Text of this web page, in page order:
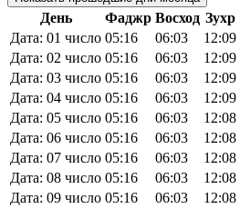
День Фаджр Восход Зухр
Дата: 01 число 05:16 06:03 12:09
Дата: 02 число 05:16 06:03 12:09
Дата: 03 число 05:16 06:03 12:09
Дата: 04 число 05:16 06:03 12:09
Дата: 05 число 05:16 06:03 12:08
Дата: 06 число 05:16 06:03 12:08
Дата: 07 число 05:16 06:03 12:08
Дата: 08 число 05:16 06:03 12:08
Дата: 09 число 05:16 06:03 12:08